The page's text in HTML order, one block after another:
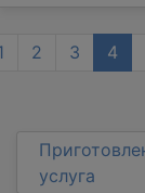
2 3 4
услуга